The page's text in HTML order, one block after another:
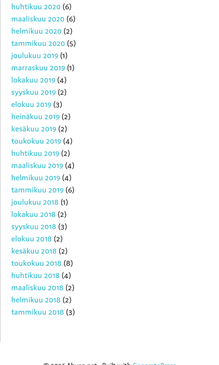
huhtikuu 2020 (6)
maaliskuu 2020 (6)
helmikuu 2020 (2)
tammikuu 2020 (5)
joulukuu 2019 (1)
marraskuu 2019 (1)
lokakuu 2019 (4)
syyskuu 2019 (2)
elokuu 2019 (3)
heinäkuu 2019 (2)
kesäkuu 2019 (2)
toukokuu 2019 (4)
huhtikuu 2019 (2)
maaliskuu 2019 (4)
helmikuu 2019 (4)
tammikuu 2019 (6)
joulukuu 2018 (1)
lokakuu 2018 (2)
syyskuu 2018 (3)
elokuu 2018 (2)
kesäkuu 2018 (2)
toukokuu 2018 (8)
huhtikuu 2018 (4)
maaliskuu 2018 (2)
helmikuu 2018 (2)
tammikuu 2018 (3)